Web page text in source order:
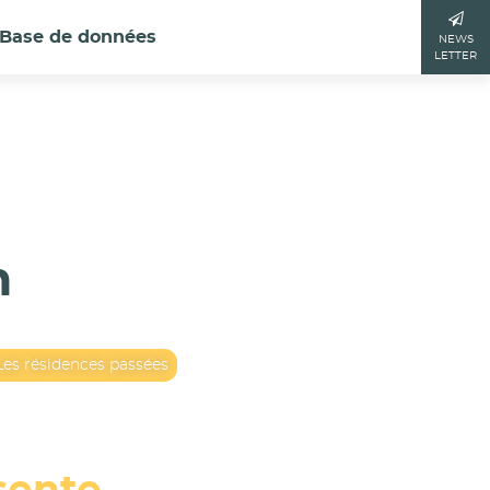
Base de données
NEWS
LETTER
résidences passées